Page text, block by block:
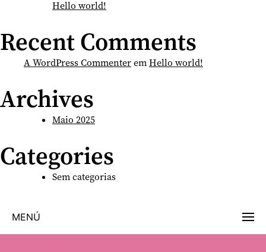
Hello world!
Recent Comments
A WordPress CommenteremHello world!
Archives
Maio 2025
Categories
Sem categorias
MENÚ